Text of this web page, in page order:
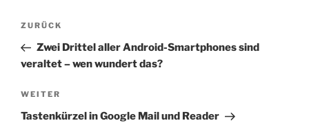
dabei, wieder produktiver
Beitragsnavigation
Vorheriger
Beitrag
ZURÜCK
Zwei Drittel aller Android-Smartphones sind
veraltet – wen wundert das?
Nächster
Beitrag
WEITER
Tastenkürzel in Google Mail und Reader